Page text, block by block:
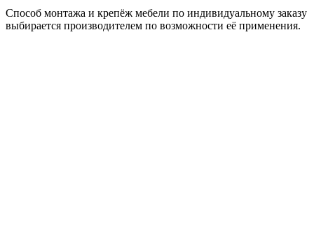
Способ монтажа и крепёж мебели по индивидуальному заказу
выбирается производителем по возможности её применения.